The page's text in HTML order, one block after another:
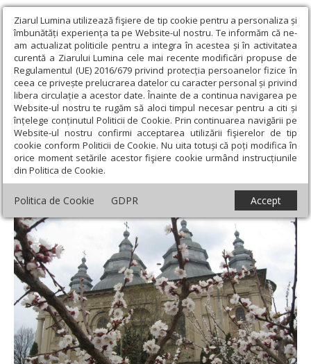
Ziarul Lumina utilizează fişiere de tip cookie pentru a personaliza și
îmbunătăți experiența ta pe Website-ul nostru. Te informăm că ne-
am actualizat politicile pentru a integra în acestea și în activitatea
curentă a Ziarului Lumina cele mai recente modificări propuse de
Regulamentul (UE) 2016/679 privind protecția persoanelor fizice în
ceea ce privește prelucrarea datelor cu caracter personal și privind
libera circulație a acestor date. Înainte de a continua navigarea pe
Website-ul nostru te rugăm să aloci timpul necesar pentru a citi și
înțelege conținutul Politicii de Cookie. Prin continuarea navigării pe
Website-ul nostru confirmi acceptarea utilizării fişierelor de tip
cookie conform Politicii de Cookie. Nu uita totuși că poți modifica în
orice moment setările acestor fişiere cookie urmând instrucțiunile
din Politica de Cookie.
Politica de Cookie GDPR Accept
Ziarul Lumina › Opinii › Repere și idei › Renașterea ostrovului
frumuseții din cetatea Iașilor
Renașterea ostrovului frumuseții din
cetatea Iașilor